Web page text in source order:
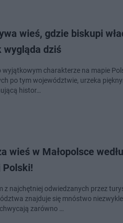
wieś, gdzie biskupi
wygląda dziś
wyjątkowym charakterze na mapie
po tym województwie, urzeka
histor…
wieś w Małopolsce
Polski!
z najchętniej odwiedzanych przez
znajduje się mnóstwo
zarówno …